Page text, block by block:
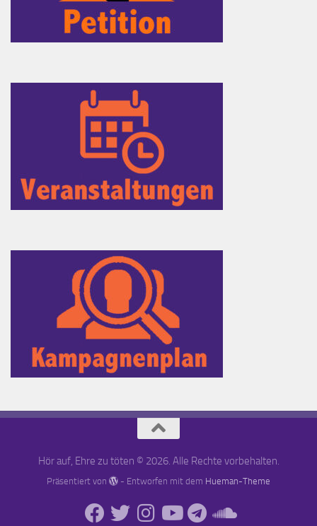
Hör auf, Ehre zu töten © 2026. Alle Rechte vorbehalten.
Präsentiert von - Entworfen mit dem Hueman-Theme